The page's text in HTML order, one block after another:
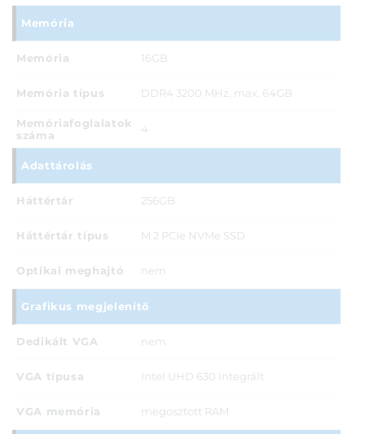
Memória
Memória 16GB
Memória típus DDR4 3200 MHz, max. 64GB
Memóriafoglalatok
száma
4
Adattárolás
Háttértár 256GB
Háttértár típus M.2 PCIe NVMe SSD
Optikai meghajtó nem
Grafikus megjelenítő
Dedikált VGA nem
VGA típusa Intel UHD 630 integrált
VGA memória megosztott RAM